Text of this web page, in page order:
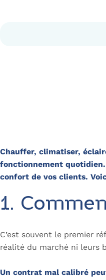
Chauffer, climatiser,
fonctionnement quotidien.
confort de vos clients.
1.
C’est souvent le premier
réalité du marché ni leurs
Un contrat mal calibré